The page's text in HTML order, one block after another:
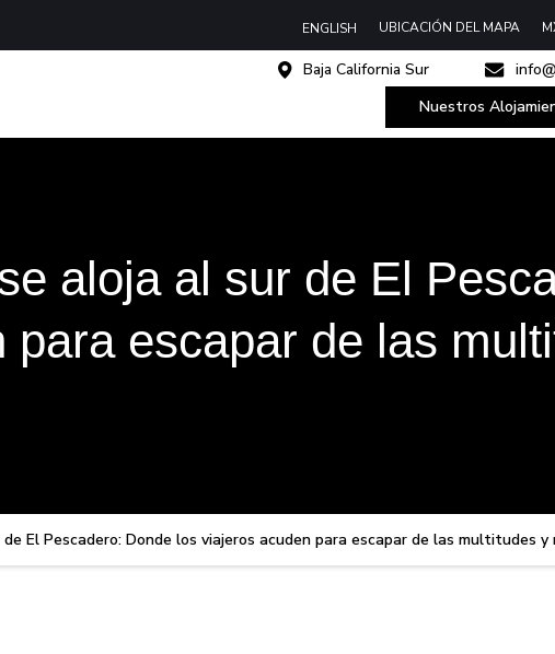
ENGLISH UBICACIÓN DEL MAPA
Baja California Sur
Nuestros
aloja al sur de El
escapar de las
El Pescadero: Donde los viajeros acuden para escapar de las multitudes y